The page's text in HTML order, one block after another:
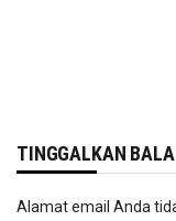
TINGGALKAN
Alamat email Anda